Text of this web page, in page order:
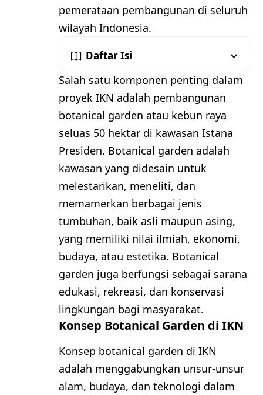
pemerataan pembangunan di seluruh
wilayah Indonesia.
Daftar Isi
Salah satu komponen penting dalam
proyek IKN adalah pembangunan
botanical garden atau kebun raya
seluas 50 hektar di kawasan Istana
Presiden. Botanical garden adalah
kawasan yang didesain untuk
melestarikan, meneliti, dan
memamerkan berbagai jenis
tumbuhan, baik asli maupun asing,
yang memiliki nilai ilmiah, ekonomi,
budaya, atau estetika. Botanical
garden juga berfungsi sebagai sarana
edukasi, rekreasi, dan konservasi
lingkungan bagi masyarakat.
Konsep Botanical Garden di IKN
Konsep botanical garden di IKN
adalah menggabungkan unsur-unsur
alam, budaya, dan teknologi dalam